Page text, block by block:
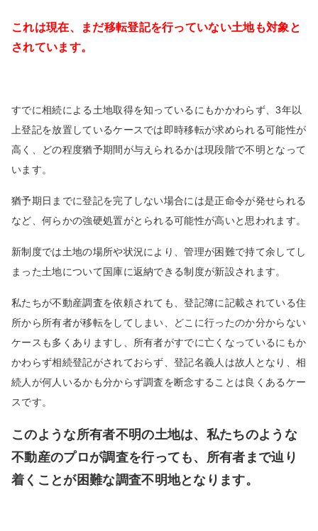
これは現在、まだ移転登記を行っていない土地も対象と
されています。
すでに相続による土地取得を知っているにもかかわらず、3年以
上登記を放置しているケースでは即時移転が求められる可能性が
高く、どの程度猶予期間が与えられるかは現段階で不明となって
います。
猶予期日までに登記を完了しない場合には是正命令が発せられる
など、何らかの強硬処置がとられる可能性が高いと思われます。
新制度では土地の場所や状況により、管理が困難で持て余してし
まった土地について国庫に返納できる制度が新設されます。
私たちが不動産調査を依頼されても、登記簿に記載されている住
所から所有者が移転をしてしまい、どこに行ったのか分からない
ケースも多くありますし、所有者がすでに亡くなっているにもか
かわらず相続登記がされておらず、登記名義人は故人となり、相
続人が何人いるかも分からず調査を断念することは良くあるケー
スです。
このような所有者不明の土地は、私たちのような
不動産のプロが調査を行っても、所有者まで辿り
着くことが困難な調査不明地となります。